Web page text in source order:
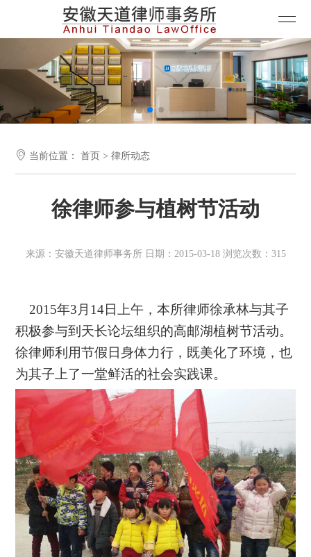
 当前位置：首页 >律所动态
徐律师参与植树节活动
来源：安徽天道律师事务所 日期：2015-03-18 浏览次数：315
2015年3 月 14日上午，本所律师徐承林与其子
积极参与到天长论坛组织的高邮湖植树节活动。
徐律师利用节假日身体力行，既美化了环境，也
为其子上了一堂鲜活的社会实践课。